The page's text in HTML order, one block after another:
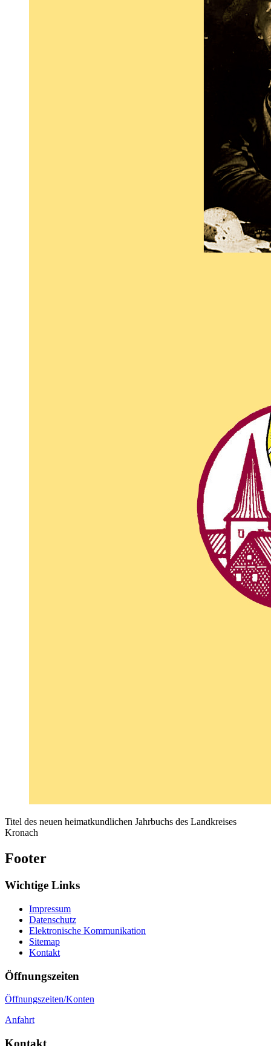
Titel des neuen heimatkundlichen Jahrbuchs des Landkreises
Kronach
Footer
Wichtige Links
Impressum
Datenschutz
Elektronische Kommunikation
Sitemap
Kontakt
Öffnungszeiten
Öffnungszeiten/Konten
Anfahrt
Kontakt